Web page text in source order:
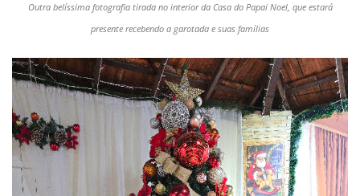
Outra belíssima fotografia tirada no interior da Casa do Papai Noel, que estará
presente recebendo a garotada e suas famílias